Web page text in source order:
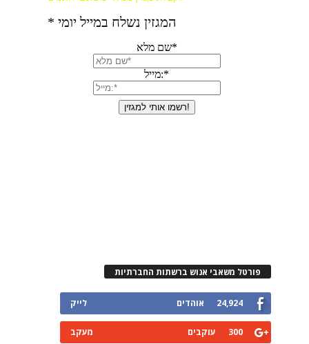
פורטל משאבי אנוש ברשתות החברתיות
24,924 אוהדים לייק
300 עוקבים מעקב